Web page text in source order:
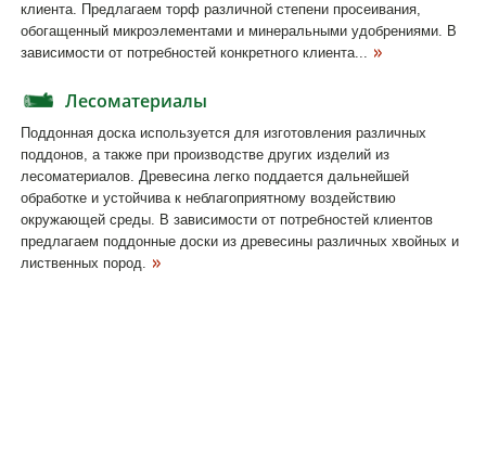
клиента. Предлагаем торф различной степени просеивания,
обогащенный микроэлементами и минеральными удобрениями. В
зависимости от потребностей конкретного клиента...
Лесоматериалы
Поддонная доска используется для изготовления различных
поддонов, а также при производстве других изделий из
лесоматериалов. Древесина легко поддается дальнейшей
обработке и устойчива к неблагоприятному воздействию
окружающей среды. В зависимости от потребностей клиентов
предлагаем поддонные доски из древесины различных хвойных и
лиственных пород.